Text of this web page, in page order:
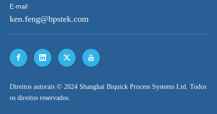
E-mail
ken.feng@bpstek.com
​Direitos autorais © 2024 Shanghai Biquick Process Systems Ltd. Todos
os direitos reservados.